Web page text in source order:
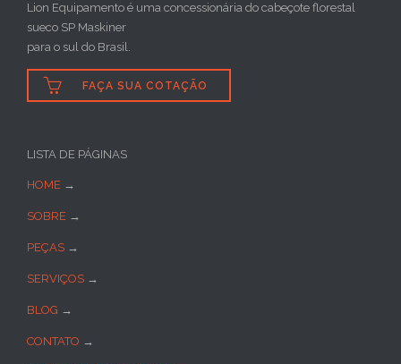
Lion Equipamento é uma concessionária do cabeçote florestal
sueco SP Maskiner
para o sul do Brasil.
 FAÇA SUA COTAÇÃO
LISTA DE PÁGINAS
HOME →
SOBRE →
PEÇAS →
SERVIÇOS →
BLOG →
CONTATO →